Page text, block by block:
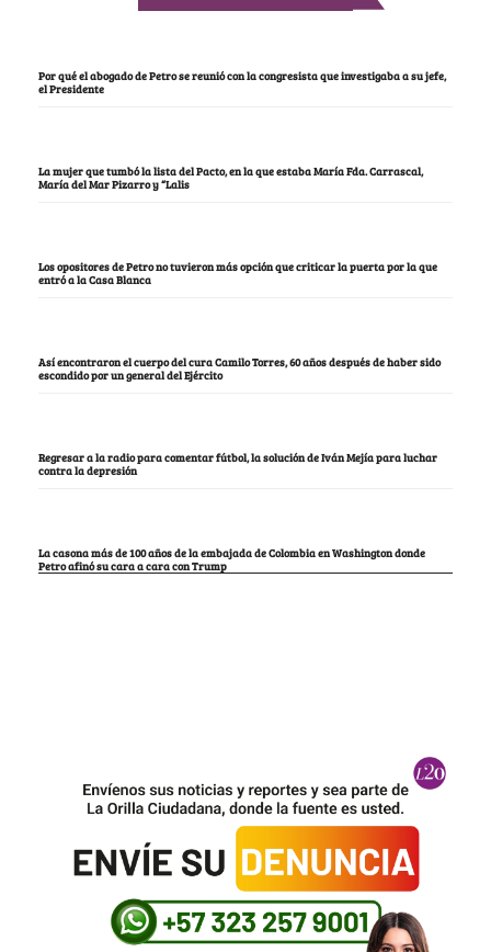
Por qué el abogado de Petro se reunió con la congresista que investigaba a su jefe,
el Presidente
La mujer que tumbó la lista del Pacto, en la que estaba María Fda. Carrascal,
María del Mar Pizarro y “Lalis
Los opositores de Petro no tuvieron más opción que criticar la puerta por la que
entró a la Casa Blanca
Así encontraron el cuerpo del cura Camilo Torres, 60 años después de haber sido
escondido por un general del Ejército
Regresar a la radio para comentar fútbol, la solución de Iván Mejía para luchar
contra la depresión
La casona más de 100 años de la embajada de Colombia en Washington donde
Petro afinó su cara a cara con Trump